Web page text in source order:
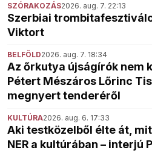
SZÓRAKOZÁS2026. aug. 7. 22:13
Szerbiai
Viktort
BELFÖLD2026. aug. 7. 18:34
Az őrkutya újságírók nem
Pétert Mészáros Lőrinc
megnyert tenderéről
KULTÚRA2026. aug. 6. 17:33
Aki testközelből élte át,
NER a kultúrában – interjú